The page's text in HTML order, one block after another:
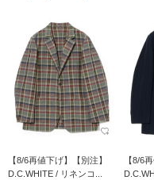
【8/6再値下げ】【別注】
D.C.WHITE / リネンコ...
【8/6